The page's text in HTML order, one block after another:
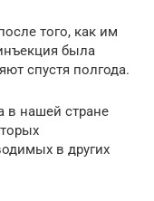
того, как им
была
спустя полгода.
в нашей стране
в других